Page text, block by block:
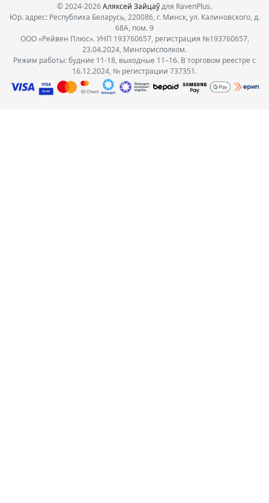
© 2024-2026Аляксей Зайцаўдля RavenPlus.
Юр. адрес: Республика Беларусь, 220086, г. Минск, ул. Калиновского, д.
68А, пом. 9
ООО «Рейвен Плюс». УНП 193760657, регистрация №193760657,
23.04.2024, Мингорисполком.
Режим работы: будние 11-18, выходные 11–16. В торговом реестре с
16.12.2024, № регистрации 737351.